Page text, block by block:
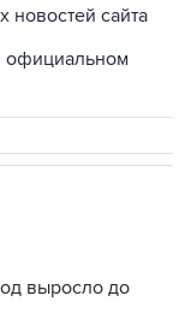
новостей сайта
официальном
выросло до